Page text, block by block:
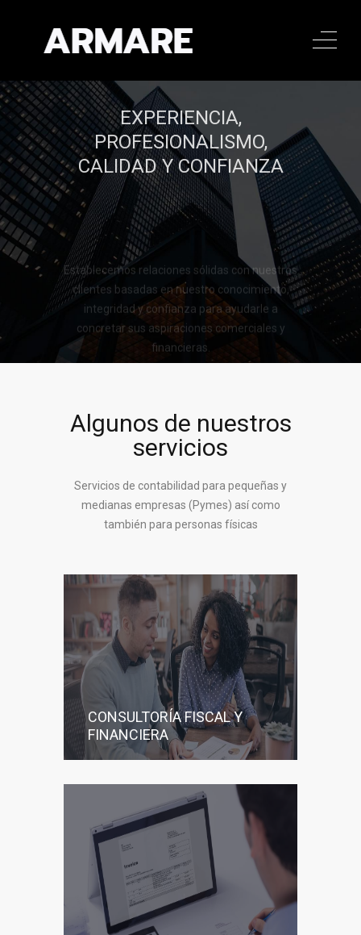
Llamar al 322 779 9188
CONTACTAR
EXPERIENCIA,
PROFESIONALISMO,
CALIDAD Y CONFIANZA
Establecemos relaciones sólidas con nuestros
clientes basadas en nuestro conocimiento,
integridad y confianza para ayudarle a
concretar sus aspiraciones comerciales y
financieras.
Llamar al 322 779 9188
CONTACTAR
Algunos de nuestros
servicios
Servicios de contabilidad para pequeñas y
medianas empresas (Pymes) así como
también para personas físicas
CONSULTORÍA FISCAL Y
FINANCIERA